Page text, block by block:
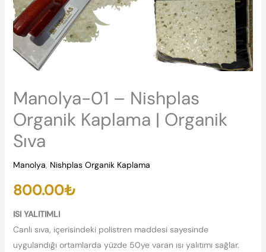
Manolya-01 – Nishplas
Organik Kaplama | Organik
Sıva
Manolya, Nishplas Organik Kaplama
800.00₺
ISI YALITIMLI
Canlı sıva, içerisindeki polistren maddesi sayesinde
uygulandığı ortamlarda yüzde 50ye varan ısı yalıtımı sağlar.